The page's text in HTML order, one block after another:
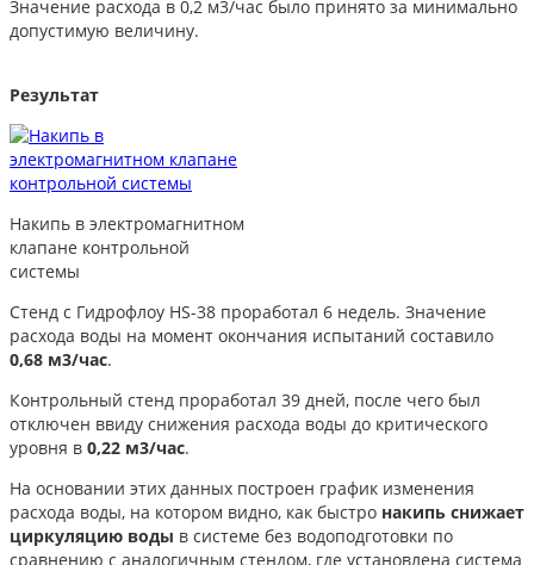
Значение расхода в 0,2 м3/час было принято за минимально
допустимую величину.
Результат
Накипь в электромагнитном
клапане контрольной
системы
Стенд с Гидрофлоу HS-38 проработал 6 недель. Значение
расхода воды на момент окончания испытаний составило
0,68 м3/час.
Контрольный стенд проработал 39 дней, после чего был
отключен ввиду снижения расхода воды до критического
уровня в 0,22 м3/час.
На основании этих данных построен график изменения
расхода воды, на котором видно, как быстро накипь снижает
циркуляцию воды в системе без водоподготовки по
сравнению с аналогичным стендом, где установлена система